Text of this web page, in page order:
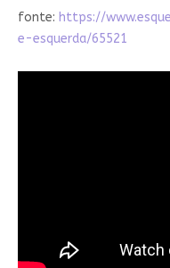
fonte: https://
e-esquerda/65521